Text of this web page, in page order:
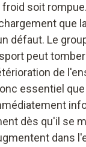
données
soit
que
défaut. Le
peut
de
essentiel
dès qu'il se
dans